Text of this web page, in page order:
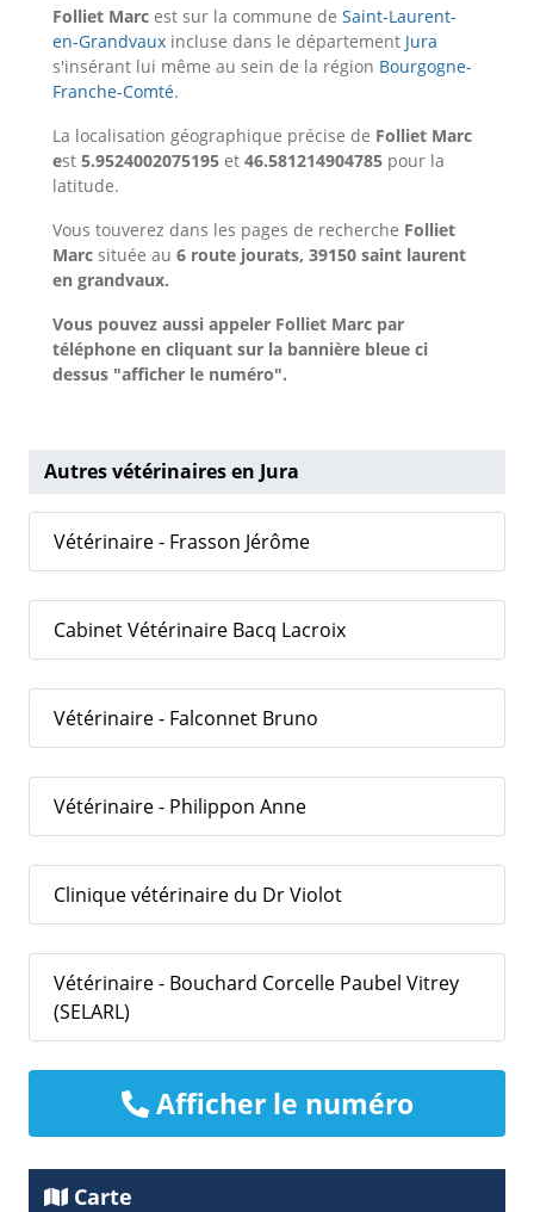
Folliet Marc est sur la commune de Saint-Laurent-
en-Grandvaux incluse dans le département Jura
s'insérant lui même au sein de la région Bourgogne-
Franche-Comté.
La localisation géographique précise de Folliet Marc
est 5.9524002075195 et 46.581214904785 pour la
latitude.
Vous touverez dans les pages de recherche Folliet
Marc située au 6 route jourats, 39150 saint laurent
en grandvaux.
Vous pouvez aussi appeler Folliet Marc par
téléphone en cliquant sur la bannière bleue ci
dessus "afficher le numéro".
Autres vétérinaires en Jura
Vétérinaire - Frasson Jérôme
Cabinet Vétérinaire Bacq Lacroix
Vétérinaire - Falconnet Bruno
Vétérinaire - Philippon Anne
Clinique vétérinaire du Dr Violot
Vétérinaire - Bouchard Corcelle Paubel Vitrey
(SELARL)
Afficher le numéro
Carte